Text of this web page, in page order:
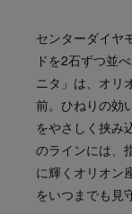
センターダイヤ
ドを2石ずつ並
ニタ」は、オリ
前。ひねりの効
をやさしく挟み
のラインには、
に輝くオリオン
をいつまでも見